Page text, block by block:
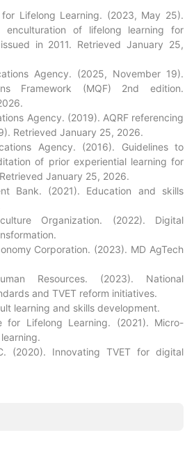
Lifelong Learning. (2023, May 25).
enculturation of lifelong learning for
in 2011. Retrieved January 25,
Agency. (2025, November 19).
Framework (MQF) 2nd edition.
Agency. (2019). AQRF referencing
Retrieved January 25, 2026.
Agency. (2016). Guidelines to
of prior experiential learning for
January 25, 2026.
Bank. (2021). Education and skills
Organization. (2022). Digital
Corporation. (2023). MD AgTech
Resources. (2023). National
and TVET reform initiatives.
learning and skills development.
for Lifelong Learning. (2021). Micro-
(2020). Innovating TVET for digital